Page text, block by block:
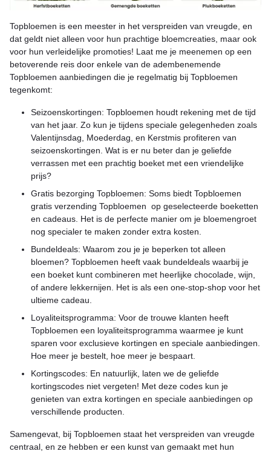
Topbloemen is een meester in het verspreiden van vreugde, en
dat geldt niet alleen voor hun prachtige bloemcreaties, maar ook
voor hun verleidelijke promoties! Laat me je meenemen op een
betoverende reis door enkele van de adembenemende
Topbloemen aanbiedingen die je regelmatig bij Topbloemen
tegenkomt:
Seizoenskortingen: Topbloemen houdt rekening met de tijd
van het jaar. Zo kun je tijdens speciale gelegenheden zoals
Valentijnsdag, Moederdag, en Kerstmis profiteren van
seizoenskortingen. Wat is er nu beter dan je geliefde
verrassen met een prachtig boeket met een vriendelijke
prijs?
Gratis bezorging Topbloemen: Soms biedt Topbloemen
gratis verzending Topbloemen op geselecteerde boeketten
en cadeaus. Het is de perfecte manier om je bloemengroet
nog specialer te maken zonder extra kosten.
Bundeldeals: Waarom zou je je beperken tot alleen
bloemen? Topbloemen heeft vaak bundeldeals waarbij je
een boeket kunt combineren met heerlijke chocolade, wijn,
of andere lekkernijen. Het is als een one-stop-shop voor het
ultieme cadeau.
Loyaliteitsprogramma: Voor de trouwe klanten heeft
Topbloemen een loyaliteitsprogramma waarmee je kunt
sparen voor exclusieve kortingen en speciale aanbiedingen.
Hoe meer je bestelt, hoe meer je bespaart.
Kortingscodes: En natuurlijk, laten we de geliefde
kortingscodes niet vergeten! Met deze codes kun je
genieten van extra kortingen en speciale aanbiedingen op
verschillende producten.
Samengevat, bij Topbloemen staat het verspreiden van vreugde
centraal, en ze hebben er een kunst van gemaakt met hun